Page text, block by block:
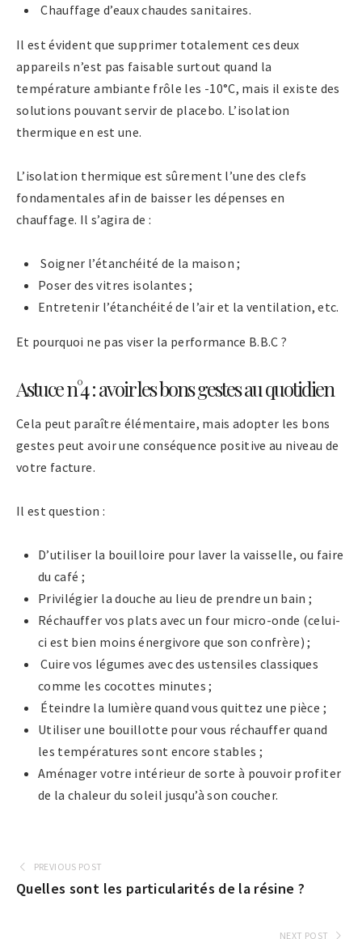
Chauffage d’eaux chaudes sanitaires.
Il est évident que supprimer totalement ces deux
appareils n’est pas faisable surtout quand la
température ambiante frôle les -10°C, mais il existe des
solutions pouvant servir de placebo. L’isolation
thermique en est une.
L’isolation thermique est sûrement l’une des clefs
fondamentales afin de baisser les dépenses en
chauffage. Il s’agira de :
Soigner l’étanchéité de la maison ;
Poser des vitres isolantes ;
Entretenir l’étanchéité de l’air et la ventilation, etc.
Et pourquoi ne pas viser la performance B.B.C ?
Astuce n°4 : avoir les bons gestes au quotidien
Cela peut paraître élémentaire, mais adopter les bons
gestes peut avoir une conséquence positive au niveau de
votre facture.
Il est question :
D’utiliser la bouilloire pour laver la vaisselle, ou faire
du café ;
Privilégier la douche au lieu de prendre un bain ;
Réchauffer vos plats avec un four micro-onde (celui-
ci est bien moins énergivore que son confrère) ;
Cuire vos légumes avec des ustensiles classiques
comme les cocottes minutes ;
Éteindre la lumière quand vous quittez une pièce ;
Utiliser une bouillotte pour vous réchauffer quand
les températures sont encore stables ;
Aménager votre intérieur de sorte à pouvoir profiter
de la chaleur du soleil jusqu’à son coucher.
PREVIOUS POST
Quelles sont les particularités de la résine ?
NEXT POST